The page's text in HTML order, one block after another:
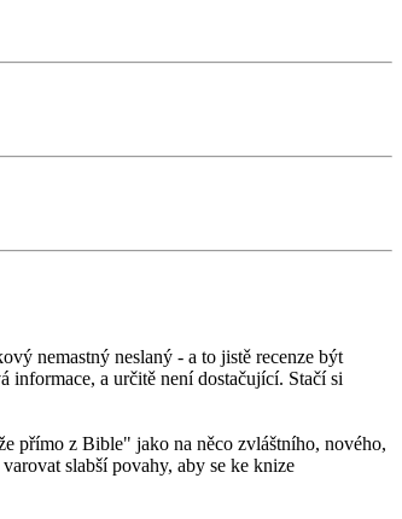
nemastný neslaný - a to jistě recenze být
informace, a určitě není dostačující. Stačí si
přímo z Bible" jako na něco zvláštního, nového,
slabší povahy, aby se ke knize